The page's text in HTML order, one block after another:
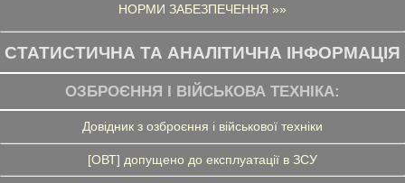
НОРМИ ЗАБЕЗПЕЧЕННЯ »»
СТАТИСТИЧНА ТА АНАЛІТИЧНА ІНФОРМАЦІЯ
ОЗБРОЄННЯ І ВІЙСЬКОВА ТЕХНІКА:
Довідник з озброєння і військової техніки
[ОВТ] допущено до експлуатації в ЗСУ